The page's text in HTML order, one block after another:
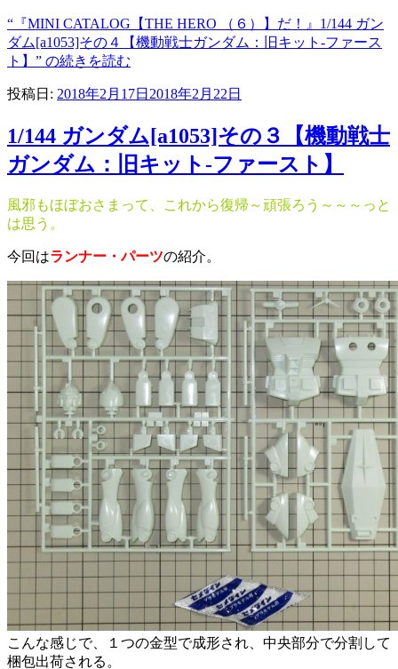
“『MINI CATALOG【THE HERO （６）】だ！』1/144 ガン
ダム[a1053]その４【機動戦士ガンダム：旧キット-ファース
ト】” の続きを読む
投稿日: 2018年2月17日 2018年2月22日
1/144 ガンダム[a1053]その３【機動戦士
ガンダム：旧キット-ファースト】
風邪もほぼおさまって、これから復帰～頑張ろう～～～っと
は思う。
今回はランナー・パーツの紹介。
こんな感じで、１つの金型で成形され、中央部分で分割して
梱包出荷される。